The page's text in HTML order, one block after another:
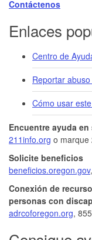
Contáctenos
Enlaces
Centro de
Reportar
Cómo usar
Encuentre ayuda en
211info.org o marque
Solicite beneficios
beneficios.oregon.gov
Conexión de
personas con
adrcoforegon.org,